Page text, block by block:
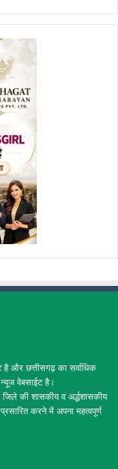
और छत्तीसगढ़ का सर्वाधिक
वेबसाईट है।
की शासकीय व अर्द्धशासकीय
करने में अपना महत्वपूर्ण